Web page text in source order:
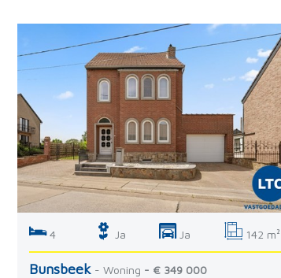
4 Ja Ja 142 m²
Bunsbeek - Woning - € 349 000